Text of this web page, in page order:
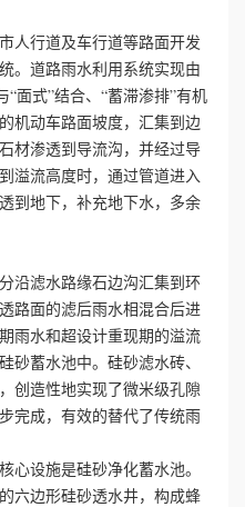
人行道及车行道等路面开发
。道路雨水利用系统实现由
“面式”结合、“蓄滞渗排”有机
机动车路面坡度，汇集到边
材渗透到导流沟，并经过导
溢流高度时，通过管道进入
到地下，补充地下水，多余
沿滤水路缘石边沟汇集到环
路面的滤后雨水相混合后进
雨水和超设计重现期的溢流
砂蓄水池中。硅砂滤水砖、
创造性地实现了微米级孔隙
完成，有效的替代了传统雨
心设施是硅砂净化蓄水池。
六边形硅砂透水井，构成蜂